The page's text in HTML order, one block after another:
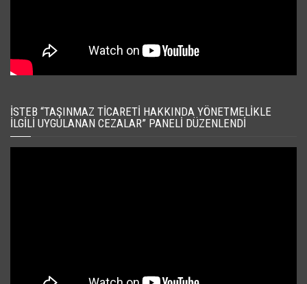
İSTEB “TAŞINMAZ TICARETI HAKKINDA YÖNETMELIKLE
İLGILI UYGULANAN CEZALAR” PANELI DÜZENLENDI